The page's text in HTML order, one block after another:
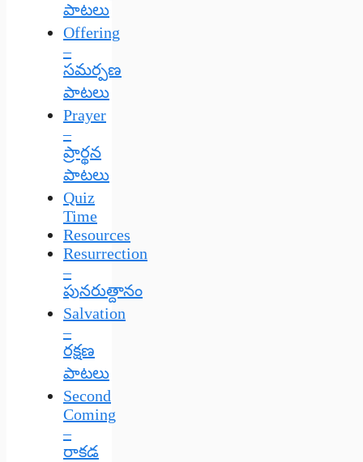
పాటలు
Offering
–
సమర్పణ
పాటలు
Prayer
–
ప్రార్థన
పాటలు
Quiz
Time
Resources
Resurrection
–
పునరుత్దానం
Salvation
–
రక్షణ
పాటలు
Second
Coming
–
రాకడ